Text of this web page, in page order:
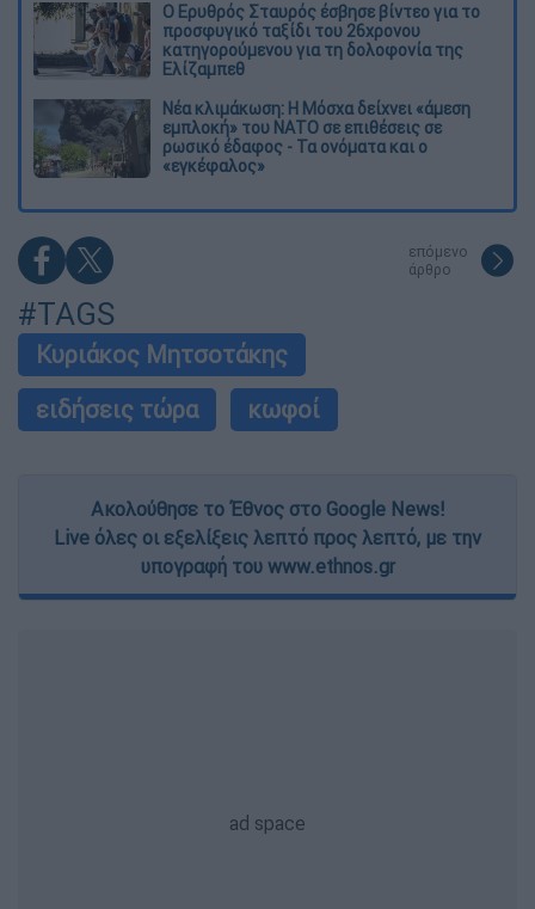
Ο Ερυθρός Σταυρός έσβησε βίντεο για το
προσφυγικό ταξίδι του 26χρονου
κατηγορούμενου για τη δολοφονία της
Ελίζαμπεθ
Νέα κλιμάκωση: Η Μόσχα δείχνει «άμεση
εμπλοκή» του ΝΑΤΟ σε επιθέσεις σε
ρωσικό έδαφος - Τα ονόματα και ο
«εγκέφαλος»
επόμενο
άρθρο
#TAGS
Κυριάκος Μητσοτάκης
ειδήσεις τώρα
κωφοί
Ακολούθησε το Έθνος στο Google News!
Live όλες οι εξελίξεις λεπτό προς λεπτό, με την
υπογραφή του www.ethnos.gr